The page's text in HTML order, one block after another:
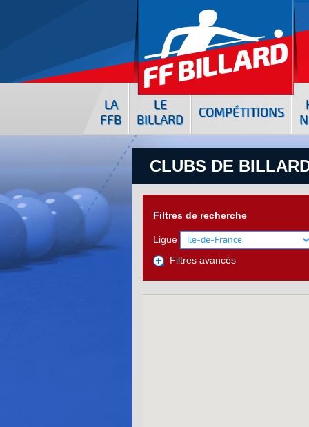
LA
FFB
LE
BILLARD
COMPÉTITIONS
CLUBS DE
Filtres de recherche
Ligue
Filtres avancés